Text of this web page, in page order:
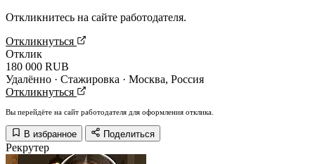
Откликнитесь на сайте работодателя.
Откликнуться
Отклик
180 000 RUB
Удалённо · Стажировка · Москва, Россия
Откликнуться
Вы перейдёте на сайт работодателя для оформления отклика.
В избранное Поделиться
Рекрутер